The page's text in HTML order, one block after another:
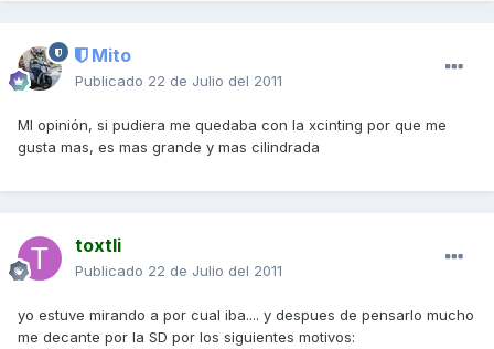
Mito
Publicado 22 de Julio del 2011
MI opinión, si pudiera me quedaba con la xcinting por que me
gusta mas, es mas grande y mas cilindrada
toxtli
Publicado 22 de Julio del 2011
yo estuve mirando a por cual iba.... y despues de pensarlo mucho
me decante por la SD por los siguientes motivos: